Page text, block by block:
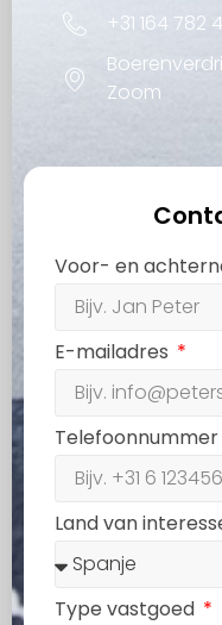
+31 164 782
Zoom
Voor- en
E-mailadres
Telefoonnummer
Land van
Type vastgoed